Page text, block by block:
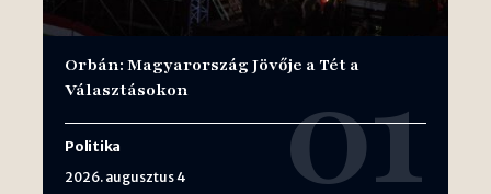
Orbán: Magyarország Jövője a Tét a
Választásokon
Politika
2026. augusztus 4